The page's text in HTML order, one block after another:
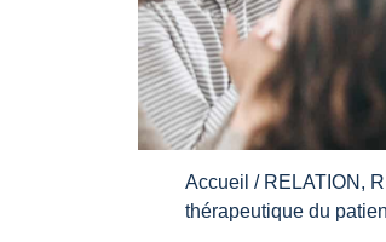
Accueil / RELATION,
thérapeutique du